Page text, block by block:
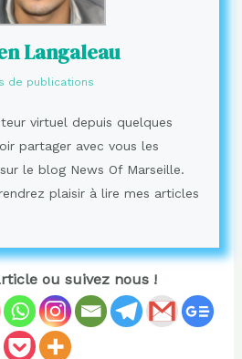
Langaleau
de publications
virtuel depuis quelques
partager avec vous les
le blog News Of Marseille.
plaisir à lire mes articles
ou suivez nous !